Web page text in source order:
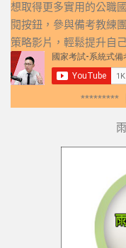
想取得更多實用的公職
閱按鈕，參與備考教練
策略影片，輕鬆提升自
*********